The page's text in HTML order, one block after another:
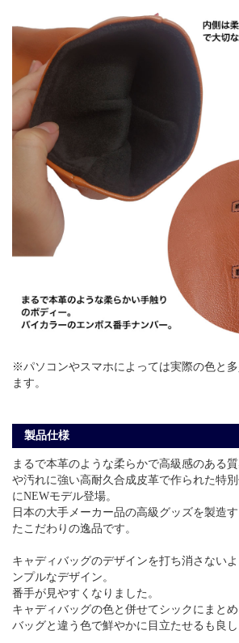
※パソコンやスマホによっては実際の色と
ます。
製品仕様
まるで本革のような柔らかで高級感のある
や汚れに強い高耐久合成皮革で作られた特
にNEWモデル登場。
日本の大手メーカー品の高級グッズを製造
たこだわりの逸品です。
キャディバッグのデザインを打ち消さない
ンプルなデザイン。
番手が見やすくなりました。
キャディバッグの色と併せてシックにまと
バッグと違う色で鮮やかに目立たせるも良し